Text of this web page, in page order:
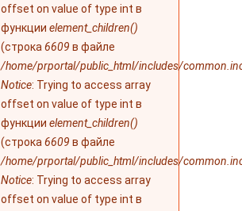
offset on value of type int в
функции element_children()
(строка 6609 в файле
/home/prportal/public_html/includes/
Notice: Trying to access array
offset on value of type int в
функции element_children()
(строка 6609 в файле
/home/prportal/public_html/includes/
Notice: Trying to access array
offset on value of type int в